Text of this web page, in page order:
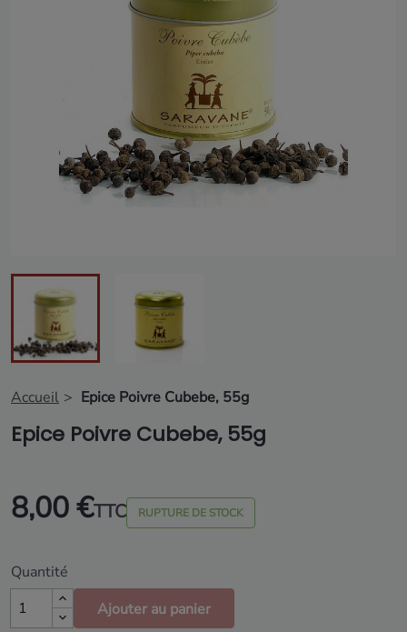
Accueil Epice Poivre Cubebe, 55g
Epice Poivre Cubebe, 55g
8,00 €TTC RUPTURE DE STOCK
Quantité
Ajouter au panier